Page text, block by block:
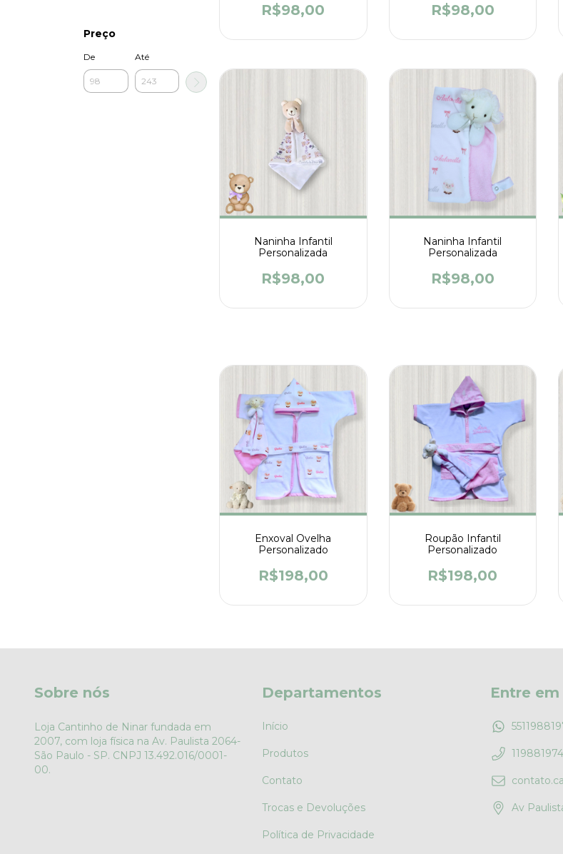
Preço
De Até
R$98,00 R$98,00
Naninha Infantil
Personalizada
R$98,00
Naninha Infantil
Personalizada
R$98,00
Enxoval Ovelha
Personalizado
R$198,00
Roupão Infantil
Personalizado
R$198,00
Sobre nós
Loja Cantinho de Ninar fundada em
2007, com loja física na Av. Paulista 2064-
São Paulo - SP. CNPJ 13.492.016/0001-
00.
Departamentos
Início
Produtos
Contato
Trocas e Devoluções
Política de Privacidade
Entre
Av